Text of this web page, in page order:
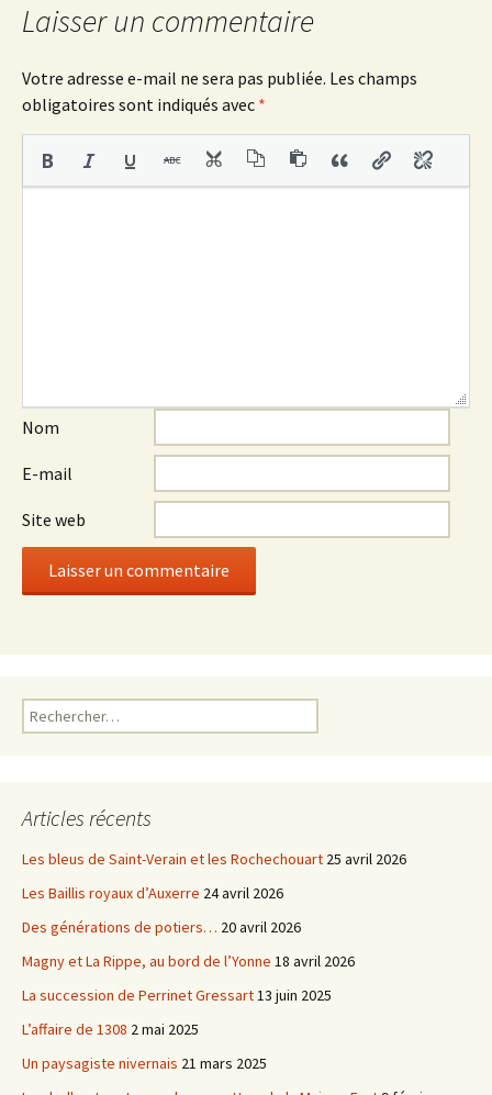
articles
Laisser un commentaire
Votre adresse e-mail ne sera pas publiée. Les champs
obligatoires sont indiqués avec *
Nom
E-mail
Site web
Rechercher :
Articles récents
Les bleus de Saint-Verain et les Rochechouart 25 avril 2026
Les Baillis royaux d’Auxerre 24 avril 2026
Des générations de potiers… 20 avril 2026
Magny et La Rippe, au bord de l’Yonne 18 avril 2026
La succession de Perrinet Gressart13 juin 2025
L’affaire de 1308 2 mai 2025
Un paysagiste nivernais 21 mars 2025